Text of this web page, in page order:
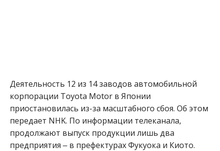
Деятельность 12 из 14 заводов автомобильной
корпорации Toyota Motor в Японии
приостановилась из-за масштабного сбоя. Об этом
передает NHK. По информации телеканала,
продолжают выпуск продукции лишь два
предприятия ‒ в префектурах Фукуока и Киото.